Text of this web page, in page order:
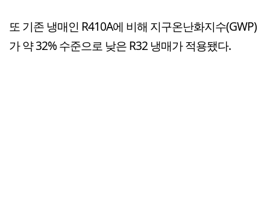
또 기존 냉매인 R410A에 비해 지구온난화지수(GWP)
가 약 32% 수준으로 낮은 R32 냉매가 적용됐다.